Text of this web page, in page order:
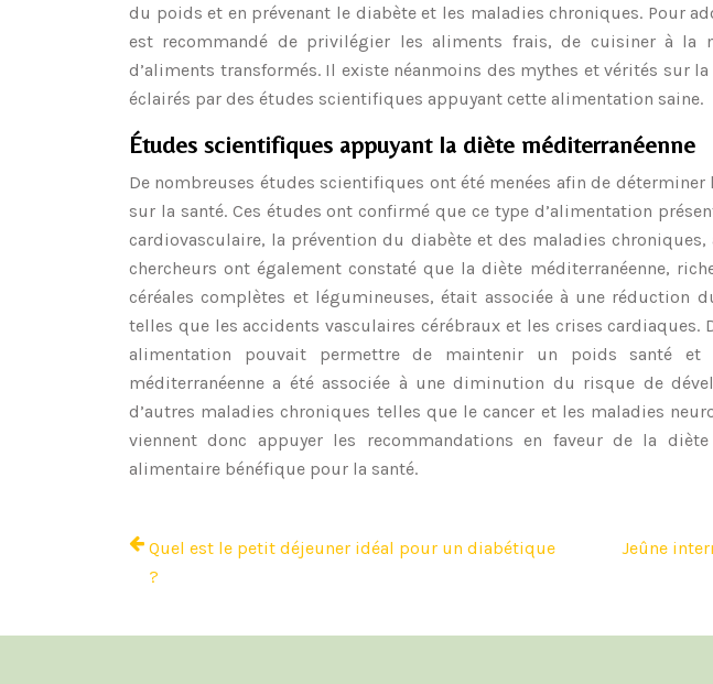
du poids et en prévenant le diabète et les maladies chroniques. Pour
est recommandé de privilégier les aliments frais, de cuisiner à la
d’aliments transformés. Il existe néanmoins des mythes et vérités sur
éclairés par des études scientifiques appuyant cette alimentation saine.
Études scientifiques appuyant la diète méditerranéenne
De nombreuses études scientifiques ont été menées afin de
sur la santé. Ces études ont confirmé que ce type d’alimentation
cardiovasculaire, la prévention du diabète et des maladies
chercheurs ont également constaté que la diète méditerranéenne,
céréales complètes et légumineuses, était associée à une réduction
telles que les accidents vasculaires cérébraux et les crises
alimentation pouvait permettre de maintenir un poids santé et
méditerranéenne a été associée à une diminution du risque de
d’autres maladies chroniques telles que le cancer et les maladies
viennent donc appuyer les recommandations en faveur de la
alimentaire bénéfique pour la santé.
Quel est le petit déjeuner idéal pour un diabétique
?
Jeûne